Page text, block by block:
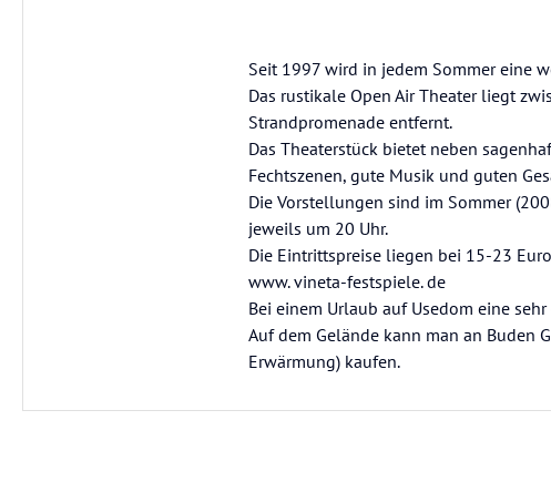
Seit 1997 wird in jedem Sommer eine
Das rustikale Open Air Theater liegt
Strandpromenade entfernt.
Das Theaterstück bietet neben
Fechtszenen, gute Musik und guten
Die Vorstellungen sind im Sommer
jeweils um 20 Uhr.
Die Eintrittspreise liegen bei 15-23
www. vineta-festspiele. de
Bei einem Urlaub auf Usedom eine
Auf dem Gelände kann man an Buden
Erwärmung) kaufen.